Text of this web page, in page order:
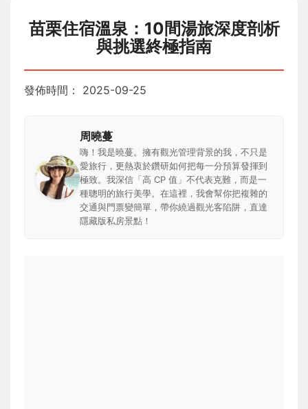
苗栗住宿溫泉：10間湯旅深度剖析
與挑選終極指南
發佈時間： 2025-09-25
周曉蔓
嗨！我是曉蔓。擁有觀光管理背景的我，不只是
愛旅行，更熱衷於鑽研如何把每一分預算發揮到
極致。我深信「高 CP 值」不代表克難，而是一
種聰明的旅行美學。在這裡，我會幫你把複雜的
交通與門票變簡單，帶你繞過觀光客陷阱，直達
隱藏版私房景點！